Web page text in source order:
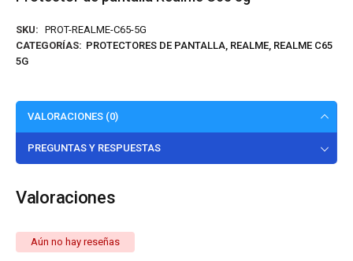
SKU: PROT-REALME-C65-5G
CATEGORÍAS: PROTECTORES DE PANTALLA, REALME, REALME C65
5G
VALORACIONES (0)
PREGUNTAS Y RESPUESTAS
Valoraciones
Aún no hay reseñas